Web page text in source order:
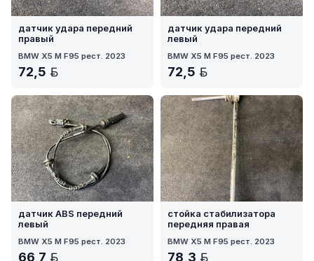
датчик удара передний
правый
BMW X5 M F95 рест. 2023
72,5
датчик удара передний
левый
BMW X5 M F95 рест. 2023
72,5
датчик ABS передний
левый
BMW X5 M F95 рест. 2023
66,7
стойка стабилизатора
передняя правая
BMW X5 M F95 рест. 2023
78,3